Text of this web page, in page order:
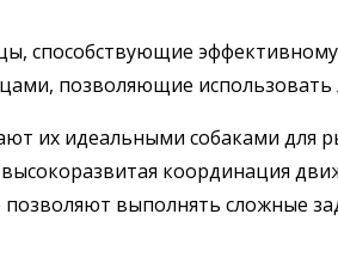
способствующие
позволяющие использовать
их идеальными собаками для
координация
выполнять сложные